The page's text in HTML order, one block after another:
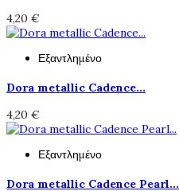
4,20 €
Εξαντλημένο
Dora metallic Cadence...
4,20 €
Εξαντλημένο
Dora metallic Cadence Pearl...